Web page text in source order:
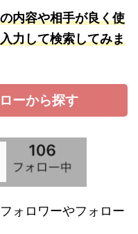
内容や相手が良く使
力して検索してみま
ーから探す
ォロワーやフォロー